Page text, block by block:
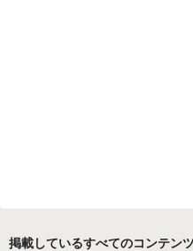
掲載しているすべてのコンテン